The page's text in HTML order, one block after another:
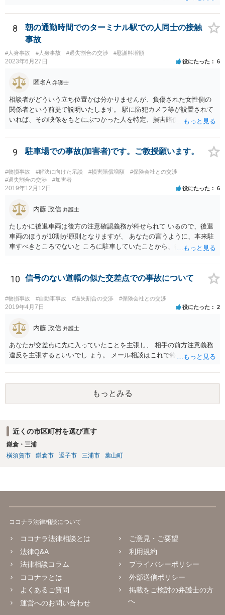
が、ベビーカーの車輪が壊れるというのは（かなり劣化していたとい
うことでもない限り）相当な衝撃だったのではないかとも思われま
す。 そのあたりも含め、今後の状況に応じて弁護士に個別に相談なさ
った方がよいように思います。
8
朝の通勤時間でのターミナル駅での人同士の接触
事故
#人身事故 #人身事故 #過失割合の交渉 #慰謝料増額
2023年6月27日 役にたった 6
匿名A 弁護士
相談者がどういう立ち位置かは分かりませんが、負傷された女性側の
関係者という前提で説明いたします。 駅に防犯カメラ等が設置されて
いれば、その映像をもとにぶつかった人を特定、損害賠償請求をでき
像の保存期間は鉄道会社によりますがある程度の期間が経過すると削
除される場合があるので対応は早い方がよいでしょう。 請求権者は負
傷された女性になりますので、できるだけ早く本人で法律相談に行き
ましょう。 本人が動けない場合には、電話相談などを繋げないか相談
してみましょう。
9 駐車場での事故(加害者)です。ご教授願います。
#物損事故 #解決に向けた示談 #損害賠償増額
#保険会社との交渉
#過失割合の交渉
#加害者
2019年12月12日 役にたった 6
内藤 政信 弁護士
たしかに後退車両は後方の注意確認義務が科せられて いるので、後退
車両のほうが10割が原則となりますが、 あなたの言うように、本来駐
車すべきところでないと ころに駐車していたことから、後退車両のさ
いたならクラクションを鳴らす必要もあるでしょう。 駐車スペースで
ないところに停めていることの合図と して、補助ランプも点灯してお
く必要もあるでしょうね。 ２割くらいは過失がありそうですね。 私見
です。
10 信号のない道幅の似た交差点での事故について
#物損事故 #自動車事故 #過失割合の交渉 #保険会社との交渉
2019年4月7日 役にたった 2
内藤 政信 弁護士
あなたが交差点に先に入っていたことを主張し、 相手の前方注意義務
違反を主張するといいでし ょう。 メール相談はこれで終わります。
もっとみる
近くの市区町村を選び直す
鎌倉・三浦
横須賀市
鎌倉市 逗子市 三浦市 葉山町
ココナラ法律相談について
ココナラ法律相談とは
法律Q&A
法律相談コラム
ココナラとは
よくあるご質問
運営へのお問い合わせ
ご意見・ご要望
利用規約
プライバシーポリシー
外部送信ポリシー
掲載をご検討の弁護士の方
へ